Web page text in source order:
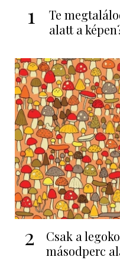
1
Te
alatt a
2
Csak a
másodperc